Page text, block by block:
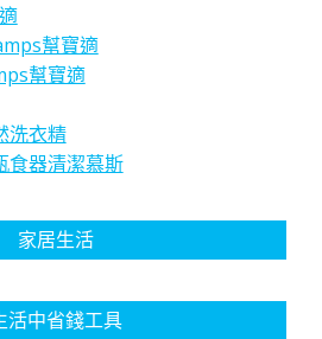
幫寶適
幫寶適
洗衣精
食器清潔慕斯
家居生活
活中省錢工具